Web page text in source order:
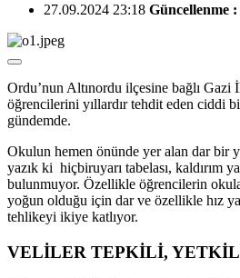
27.09.2024 23:18 Güncellenme :
Ordu’nun Altınordu ilçesine bağlı Gazi
öğrencilerini yıllardır tehdit eden ciddi
gündemde.
Okulun hemen önünde yer alan dar bir
yazık ki hiçbiruyarı tabelası, kaldırım
bulunmuyor. Özellikle öğrencilerin okula
yoğun olduğu için dar ve özellikle hız
tehlikeyi ikiye katlıyor.
VELİLER TEPKİLİ,